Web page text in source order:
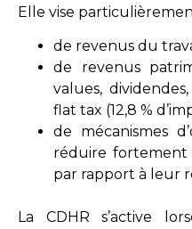
Elle vise
de revenus du
de revenus
values,
flat tax (12,8 %
de mécanismes
réduire
par rapport à leur
La CDHR s’active